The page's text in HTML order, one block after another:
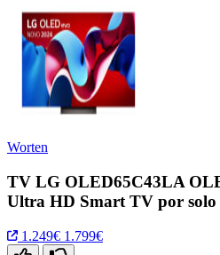
Worten
TV LG OLED65C43LA
Ultra HD Smart TV por solo
1.249€ 1.799€